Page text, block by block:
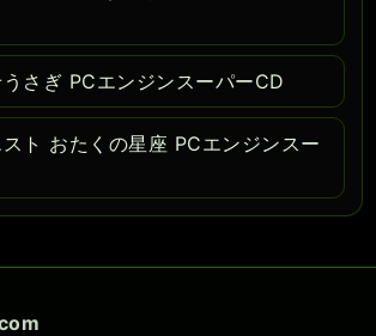
さぎ PCエンジンスーパーCD
ト おたくの星座 PCエンジンスー